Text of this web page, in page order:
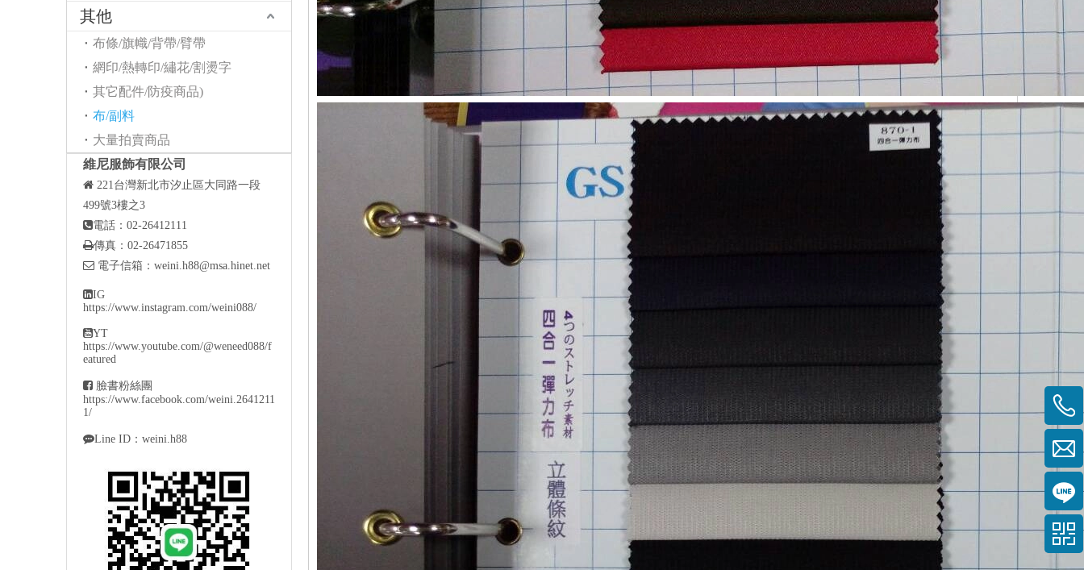
其他
布條/旗幟/背帶/臂帶
網印/熱轉印/繡花/割燙字
其它配件/防疫商品)
布/副料
大量拍賣商品
維尼服飾有限公司
 221台灣新北市汐止區大同路一段
499號3樓之3
電話：02-26412111
傳真：02-26471855
 電子信箱： weini.h88@msa.hinet.net
IG
https://www.instagram.com/weini088/
YT
https://www.youtube.com/@weneed088/f
eatured
 臉書粉絲團
https://www.facebook.com/weini.2641211
1/
Line ID：weini.h88